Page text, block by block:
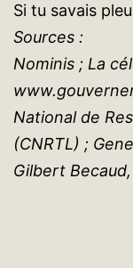
Si tu savais
Sources :
Nominis ; La
National de
(CNRTL) ;
Gilbert